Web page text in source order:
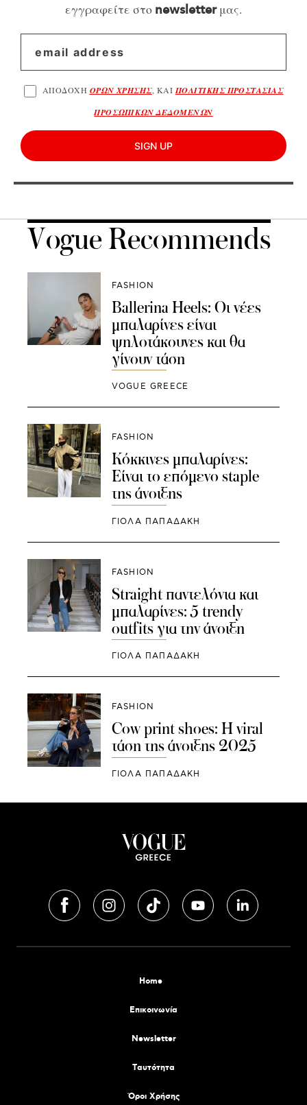
εγγραφείτε στο newsletterμας.
ΑΠΟΔΟΧΗ ΟΡΩΝ ΧΡΗΣΗΣ, ΚΑΙ ΠΟΛΙΤΙΚΗΣ ΠΡΟΣΤΑΣΙΑΣ
ΠΡΟΣΩΠΙΚΩΝ ΔΕΔΟΜΕΝΩΝ
SIGN UP
Vogue Recommends
FASHION
Ballerina Heels: Οι νέες
μπαλαρίνες είναι
ψηλοτάκουνες και θα
γίνουν τάση
VOGUE GREECE
FASHION
Κόκκινες μπαλαρίνες:
Είναι το επόμενο staple
της άνοιξης
ΓΙΌΛΑ ΠΑΠΑΔΆΚΗ
FASHION
Straight παντελόνια και
μπαλαρίνες: 5 trendy
outfits για την άνοιξη
ΓΙΌΛΑ ΠΑΠΑΔΆΚΗ
FASHION
Cow print shoes: Η viral
τάση της άνοιξης 2025
ΓΙΌΛΑ ΠΑΠΑΔΆΚΗ
Home
Επικοινωνία
Newsletter
Tαυτότητα
Όροι Χρήσης